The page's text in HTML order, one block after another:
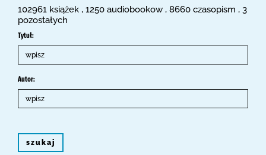
102961 książek , 1250 audiobookow , 8660 czasopism , 3
pozostałych
Tytuł:
Autor:
szukaj